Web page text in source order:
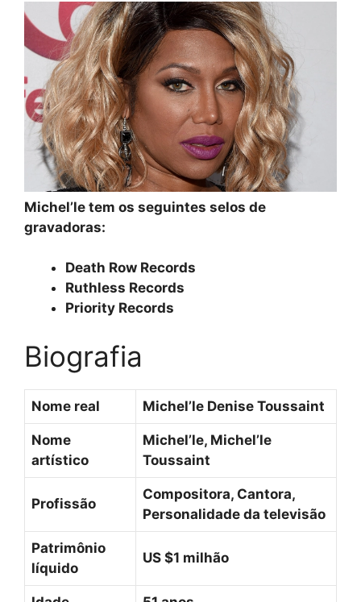
Michel’le tem os seguintes selos de
gravadoras:
Death Row Records
Ruthless Records
Priority Records
Biografia
Nome real Michel’le Denise Toussaint
Nome
artístico
Michel’le, Michel’le
Toussaint
Profissão
Compositora, Cantora,
Personalidade da televisão
Patrimônio
líquido
US $1 milhão